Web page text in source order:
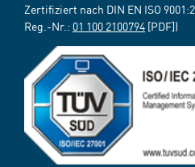
Zertifiziert nach DIN EN ISO
Reg.-Nr.: 01 100 2100794 [PDF])